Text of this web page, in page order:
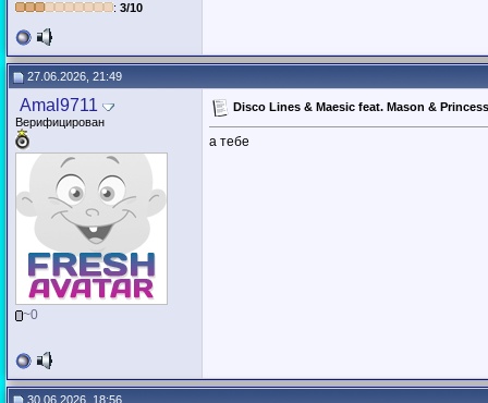
: 3/10
27.06.2026, 21:49
Amal9711
Верифицирован
~0
Disco Lines & Maesic feat. Mason &
а тебе
30.06.2026, 18:56